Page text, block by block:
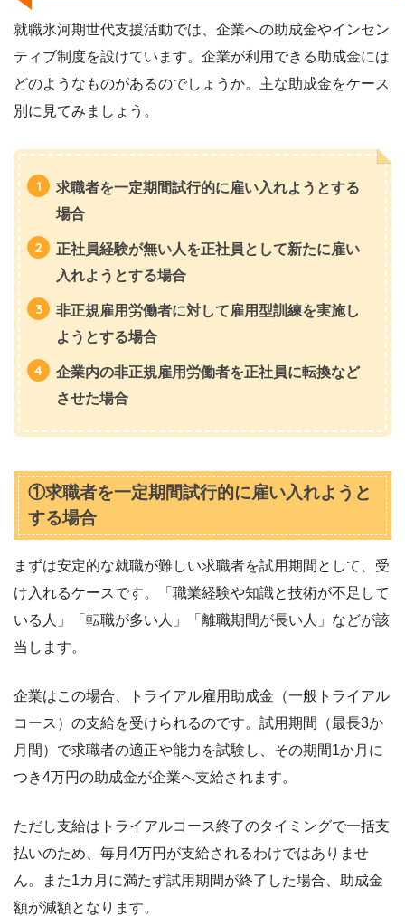
就職氷河期世代支援活動では、企業への助成金やインセン
ティブ制度を設けています。企業が利用できる助成金には
どのようなものがあるのでしょうか。主な助成金をケース
別に見てみましょう。
求職者を一定期間試行的に雇い入れようとする
場合
正社員経験が無い人を正社員として新たに雇い
入れようとする場合
非正規雇用労働者に対して雇用型訓練を実施し
ようとする場合
企業内の非正規雇用労働者を正社員に転換など
させた場合
①求職者を一定期間試行的に雇い入れようと
する場合
まずは安定的な就職が難しい求職者を試用期間として、受
け入れるケースです。「職業経験や知識と技術が不足して
いる人」「転職が多い人」「離職期間が長い人」などが該
当します。
企業はこの場合、トライアル雇用助成金（一般トライアル
コース）の支給を受けられるのです。試用期間（最長3か
月間）で求職者の適正や能力を試験し、その期間1か月に
つき4万円の助成金が企業へ支給されます。
ただし支給はトライアルコース終了のタイミングで一括支
払いのため、毎月4万円が支給されるわけではありませ
ん。また1カ月に満たず試用期間が終了した場合、助成金
額が減額となります。